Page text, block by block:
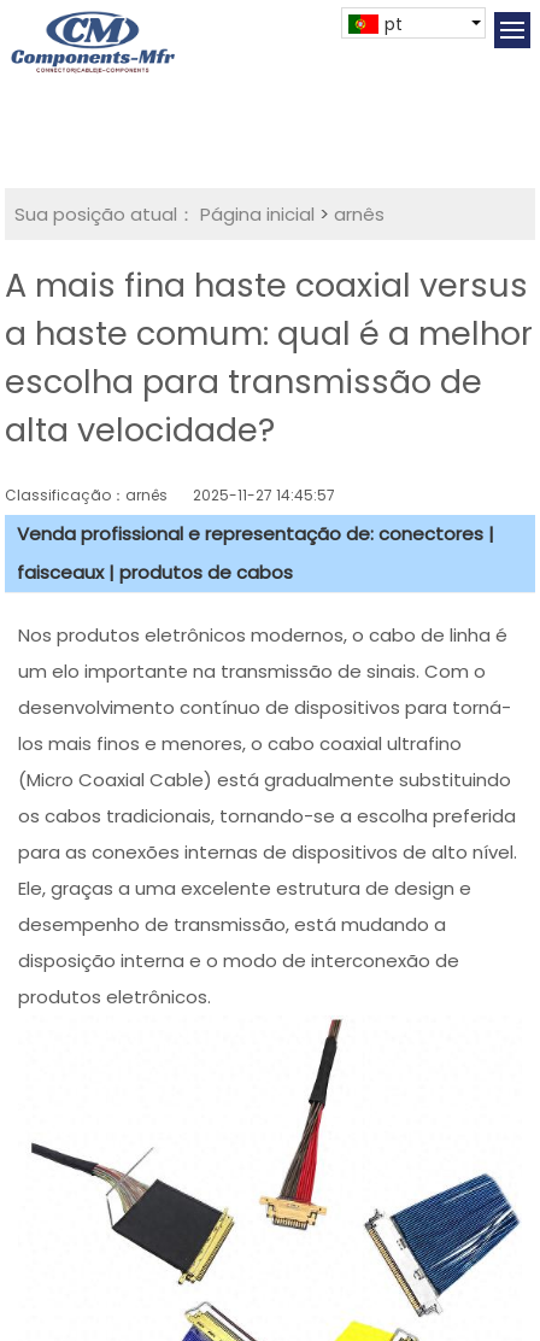
pt
Sua posição atual： Página inicial >arnês
A mais fina haste coaxial versus
a haste comum: qual é a melhor
escolha para transmissão de
alta velocidade?
Classificação：arnês 2025-11-27 14:45:57
Venda profissional e representação de: conectores |
faisceaux | produtos de cabos
Nos produtos eletrônicos modernos, o cabo de linha é
um elo importante na transmissão de sinais. Com o
desenvolvimento contínuo de dispositivos para torná-
los mais finos e menores, o cabo coaxial ultrafino
(Micro Coaxial Cable) está gradualmente substituindo
os cabos tradicionais, tornando-se a escolha preferida
para as conexões internas de dispositivos de alto nível.
Ele, graças a uma excelente estrutura de design e
desempenho de transmissão, está mudando a
disposição interna e o modo de interconexão de
produtos eletrônicos.